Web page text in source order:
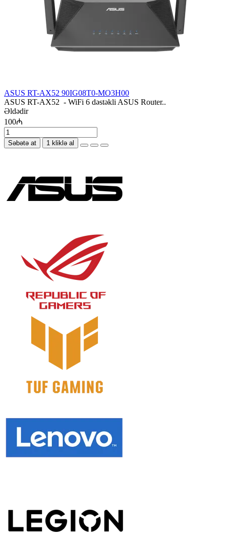
ASUS RT-AX52 90IG08T0-MO3H00
ASUS RT-AX52 - WiFi 6 dəstəkli ASUS Router..
Əldədir
100₼
Səbətə at 1 kliklə al